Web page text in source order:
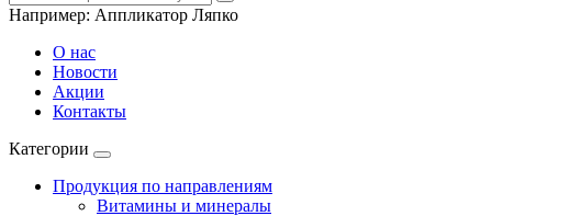
Например: Аппликатор Ляпко
О нас
Новости
Акции
Контакты
Категории
Продукция по направлениям
Витамины и минералы